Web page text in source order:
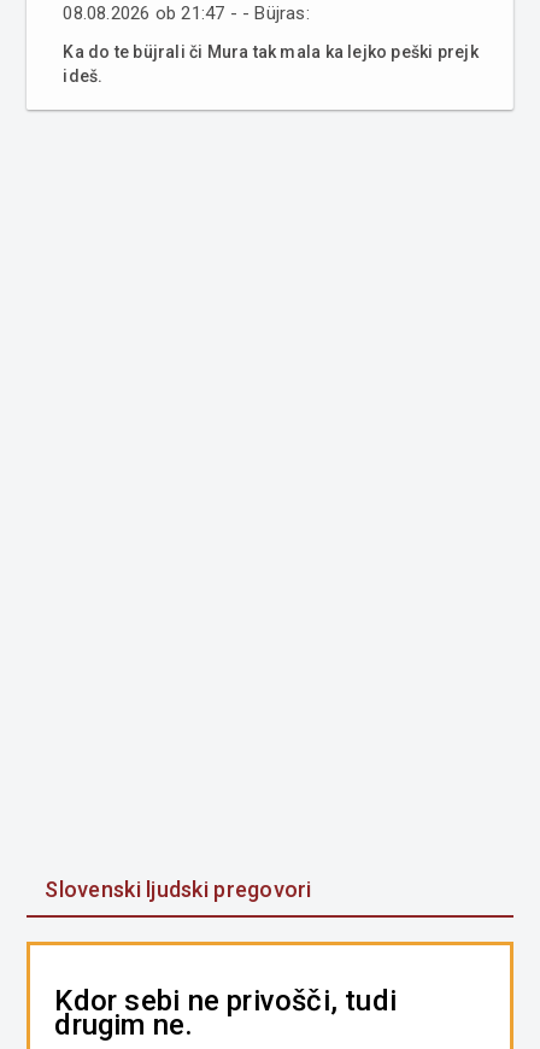
08.08.2026 ob 21:47 - - Büjras:
Ka do te büjrali či Mura tak mala ka lejko peški prejk
ideš.
Slovenski ljudski pregovori
Kdor sebi ne privošči, tudi
drugim ne.